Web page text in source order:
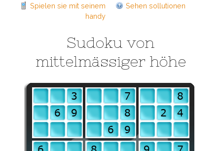
Spielen sie mit seinem
handy
Sehen sollutionen
Sudoku von
mittelmässiger höhe